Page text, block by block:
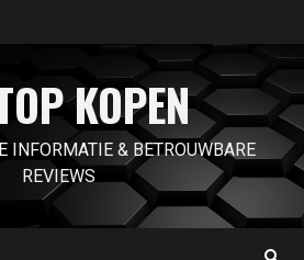
KOPEN
INFORMATIE & BETROUWBARE
REVIEWS